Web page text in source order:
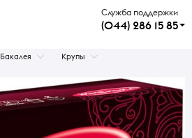
Служба поддержки
(044) 286 15 85
Бакалея Крупы